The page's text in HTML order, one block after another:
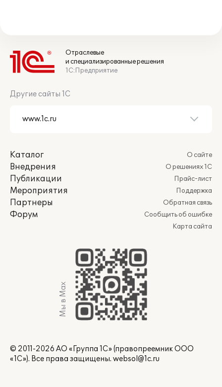
Отраслевые
и специализированные решения
1С:Предприятие
Другие сайты 1С
Каталог
Внедрения
Публикации
Мероприятия
Партнеры
Форум
О сайте
О решениях 1С
Прайс-лист
Поддержка
Обратная связь
Сообщить об ошибке
Карта сайта
Мы в Max
© 2011-2026 АО «Группа 1С» (правопреемник ООО
«1С»). Все права защищены. websol@1c.ru